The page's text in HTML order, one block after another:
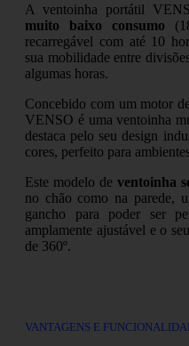
A ventoinha portátil
muito baixo consumo
recarregável com até 10
sua mobilidade entre
algumas horas.
Concebido com um motor
VENSO é uma ventoinha
destaca pelo seu design
cores, perfeito para
Este modelo deventoinha
no chão como na parede,
gancho para poder ser
amplamente ajustável e o
de 360º.
VANTAGENS E